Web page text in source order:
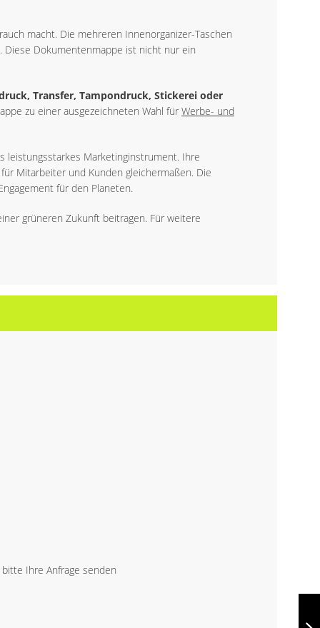
macht. Die mehreren Innenorganizer-Taschen
Diese Dokumentenmappe ist nicht nur ein
Transfer, Tampondruck, Stickerei oder
zu einer ausgezeichneten Wahl für Werbe- und
leistungsstarkes Marketinginstrument. Ihre
Mitarbeiter und Kunden gleichermaßen. Die
für den Planeten.
grüneren Zukunft beitragen. Für weitere
Ihre Anfrage senden